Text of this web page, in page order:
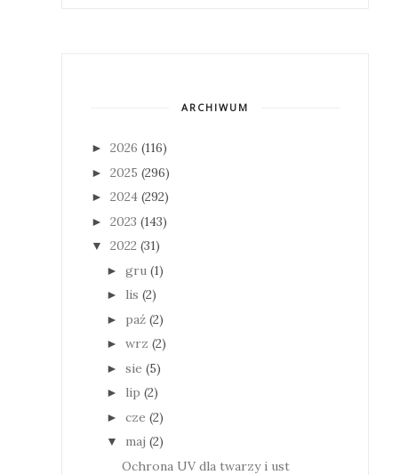
ARCHIWUM
► 2026 (116)
► 2025 (296)
► 2024 (292)
► 2023 (143)
▼ 2022 (31)
► gru (1)
► lis (2)
► paź (2)
► wrz (2)
► sie (5)
► lip (2)
► cze (2)
▼ maj (2)
Ochrona UV dla twarzy i ust